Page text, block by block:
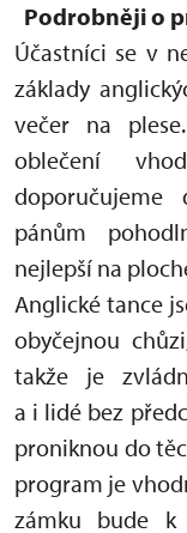
Podrobněji o
Účastníci se v
základy
večer na
oblečení
pánům
nejlepší na
Anglické tance
obyčejnou
takže je
a i lidé bez
proniknou do
program je
zámku bude k